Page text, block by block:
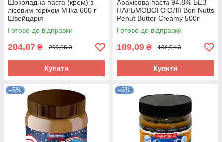
Шоколадна паста (крем) з
лісовим горіхом Milka 600 г
Швейцарія
Готово до відправки
284,87 ₴ 299,86 ₴
Купити
Арахісова паста 94.8% БЕЗ
ПАЛЬМОВОГО ОЛІЇ Bon Nutts
Penut Butter Creamy 500г
Франція
Готово до відправки
189,09 ₴ 199,04 ₴
Купити
–5% –5%